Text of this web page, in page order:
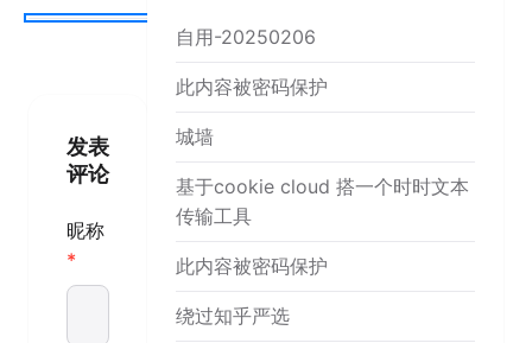
发表
评论
昵称
自用-20250206
此内容被密码保护
城墙
基于cookie cloud 搭一个时时文本
传输工具
此内容被密码保护
绕过知乎严选